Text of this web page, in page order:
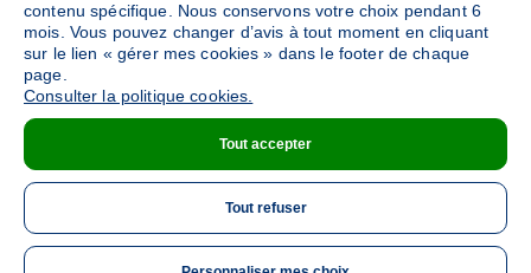
ORBEY(Place des écoles - 68370)
Le mardi 20 octobre de 16h à 19h30
DÉTAILS DE LA COLLECTE
contenu spécifique. Nous conservons votre choix pendant 6
mois. Vous pouvez changer d’avis à tout moment en cliquant
sur le lien « gérer mes cookies » dans le footer de chaque
page.
Consulter la politique cookies.
Tout accepter
Tout refuser